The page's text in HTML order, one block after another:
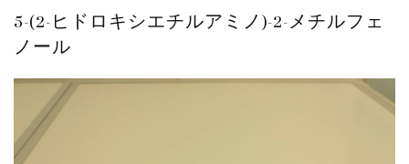
新着情報
2024.4.10
在庫処分セールのお知らせ【なくなり次第終...
一部ヘアカラーチャートのお値引きを行いま...
新着情報
2026年度夏季・シルバーウィーク休業の...
新着情報
5-(2-ヒドロキシエチルアミノ)-2-メチルフェ
ノール